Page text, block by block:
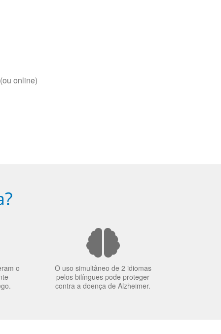
online)
o
O uso simultâneo de 2 idiomas
pelos bilíngues pode proteger
contra a doença de Alzheimer.